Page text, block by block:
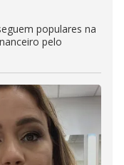
populares na
pelo